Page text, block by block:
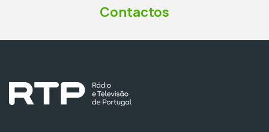
Contactos